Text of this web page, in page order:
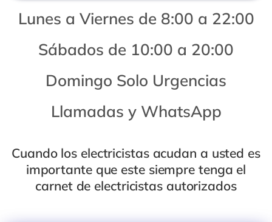
Lunes a Viernes de 8:00 a 22:00
Sábados de 10:00 a 20:00
Domingo Solo Urgencias
Llamadas y WhatsApp
Cuando los electricistas acudan a usted es
importante que este siempre tenga el
carnet de electricistas autorizados